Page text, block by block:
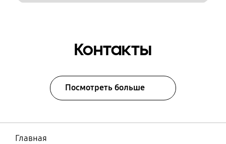
Контакты
Посмотреть больше
Главная